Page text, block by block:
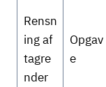
Rensn
ing af
tagre
nder
Opgav
e